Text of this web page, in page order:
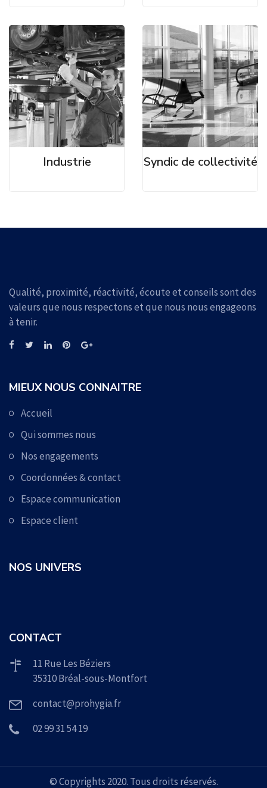
Industrie Syndic de collectivité
Qualité, proximité, réactivité, écoute et conseils sont des
valeurs que nous respectons et que nous nous engageons
à tenir.
MIEUX NOUS CONNAITRE
Accueil
Qui sommes nous
Nos engagements
Coordonnées & contact
Espace communication
Espace client
NOS UNIVERS
CONTACT
11 Rue Les Béziers
35310 Bréal-sous-Montfort
contact@prohygia.fr
02 99 31 54 19
© Copyrights 2020. Tous droits réservés.